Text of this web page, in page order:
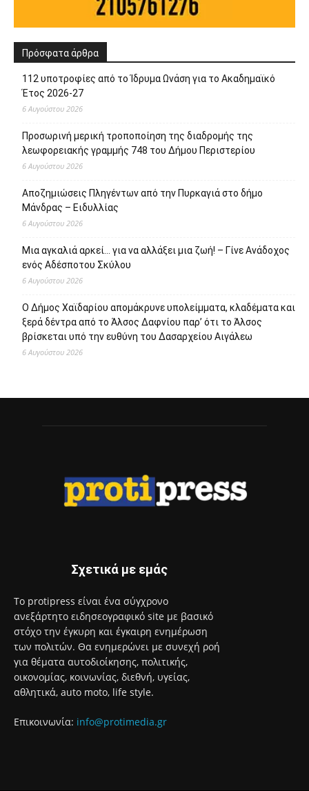
Μάνδρας – Ειδυλλίας
Μια αγκαλιά αρκεί… για να αλλάξει μια ζωή! – Γίνε Ανάδοχος
ενός Αδέσποτου Σκύλου
6 Αυγούστου 2026
Ο Δήμος Χαϊδαρίου απομάκρυνε υπολείμματα, κλαδέματα και
βρίσκεται υπό την ευθύνη του Δασαρχείου Αιγάλεω
6 Αυγούστου 2026
Το protipress είναι ένα σύγχρονο
στόχο την έγκυρη και έγκαιρη ενημέρωση
οικονομίας, κοινωνίας, διεθνή, υγείας,
αθλητικά, auto moto, life style.
© Developed by
Uprise
Όροι Χρήσης
Πολιτική Απορρήτου
Διαφήμιση
Επικοινωνία